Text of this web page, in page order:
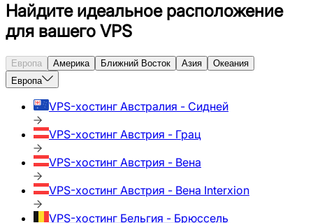
Найдите идеальное расположение
для вашего VPS
Европа Америка Ближний Восток Азия
Океания
Европа
VPS-хостинг Австралия - Сидней
VPS-хостинг Австрия - Грац
VPS-хостинг Австрия - Вена
VPS-хостинг Австрия - Вена Interxion
VPS-хостинг Бельгия - Брюссель